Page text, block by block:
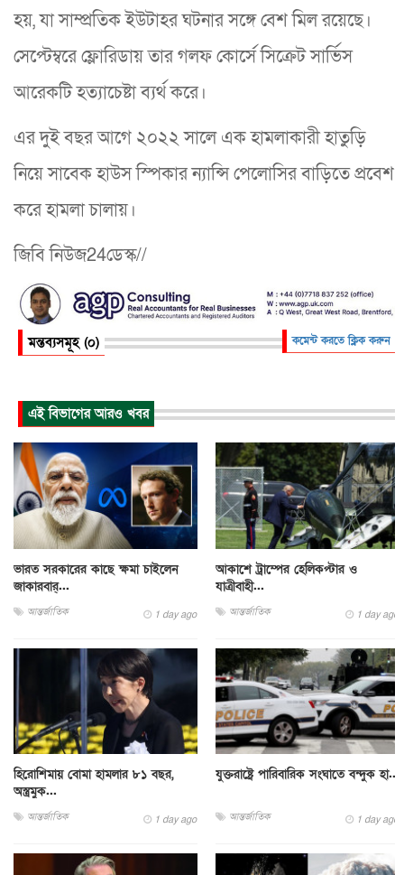
হয়, যা সাম্প্রতিক ইউটাহর ঘটনার সঙ্গে বেশ মিল রয়েছে।
সেপ্টেম্বরে ফ্লোরিডায় তার গলফ কোর্সে সিক্রেট সার্ভিস
আরেকটি হত্যাচেষ্টা ব্যর্থ করে।
এর দুই বছর আগে ২০২২ সালে এক হামলাকারী হাতুড়ি
নিয়ে সাবেক হাউস স্পিকার ন্যান্সি পেলোসির বাড়িতে প্রবেশ
করে হামলা চালায়।
জিবি নিউজ24ডেস্ক//
মন্তব্যসমূহ (০) কমেন্ট করতে ক্লিক করুন
এই বিভাগের আরও খবর
ভারত সরকারের কাছে ক্ষমা চাইলেন
জাকারবার্...
আন্তর্জাতিক 1 day ago
আকাশে ট্রাম্পের হেলিকপ্টার ও
যাত্রীবাহী...
আন্তর্জাতিক 1 day ago
হিরোশিমায় বোমা হামলার ৮১ বছর,
অস্ত্রমুক...
আন্তর্জাতিক 1 day ago
যুক্তরাষ্ট্রে পারিবারিক সংঘাতে বন্দুক হা...
আন্তর্জাতিক 1 day ago